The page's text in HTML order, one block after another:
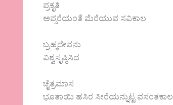
ಪ್ರಕೃತಿ
ಅಪ್ಸರೆಯಂತೆ ಮೆರೆಯುವ ಸವಿಕಾಲ
ಬ್ರಹ್ಮದೇವನು
ವಿಶ್ವಸೃಷ್ಠಿಸಿದ‌
ಚೈತ್ರಮಾಸ
ಭೂತಾಯಿ‌ ಹಸಿರ ಸೀರೆಯನ್ನುಟ್ಟ‌ ವಸಂತಕಾಲ